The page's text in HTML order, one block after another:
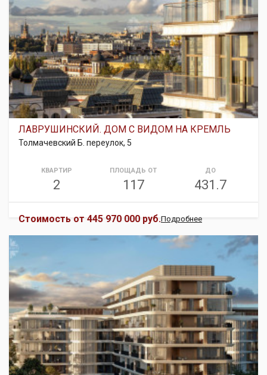
ЛАВРУШИНСКИЙ. ДОМ С ВИДОМ НА КРЕМЛЬ
Толмачевский Б. переулок, 5
КВАРТИР
2
ПЛОЩАДЬ ОТ
117
ДО
431.7
Стоимость от 445 970 000 руб.Подробнее